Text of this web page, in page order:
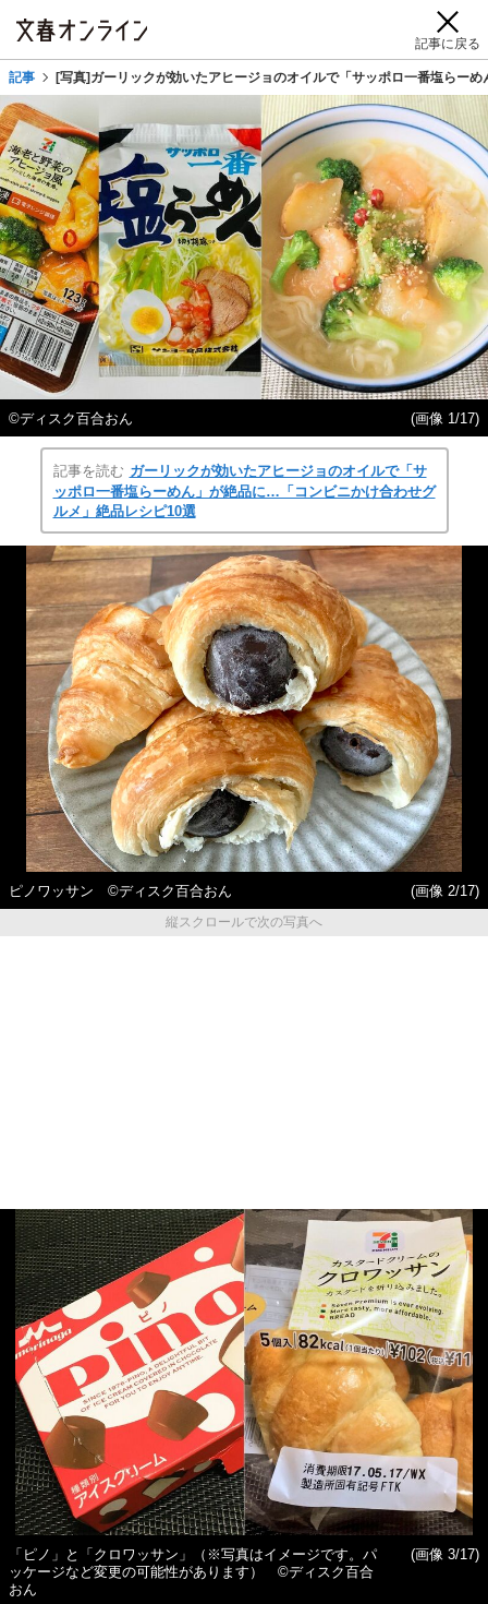
記事に戻る
記事 [写真]ガーリックが効いたアヒージョのオイルで「サッポロ一番塩らー
©ディスク百合おん (画像 1/17)
記事を読む ガーリックが効いたアヒージョのオイルで「サ
ッポロ一番塩らーめん」が絶品に…「コンビニかけ合わせグ
ルメ」絶品レシピ10選
ピノワッサン ©ディスク百合おん
(画像 2/17)
縦スクロールで次の写真へ
「ピノ」と「クロワッサン」（※写真はイメージです。パ
ッケージなど変更の可能性があります） ©ディスク百合
おん
(画像 3/17)